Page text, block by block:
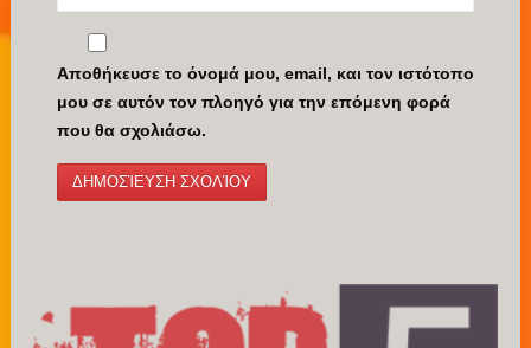
Αποθήκευσε το όνομά μου, email, και τον ιστότοπο
μου σε αυτόν τον πλοηγό για την επόμενη φορά
που θα σχολιάσω.